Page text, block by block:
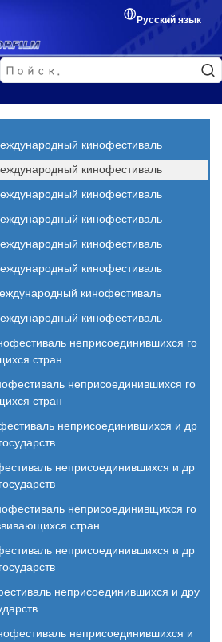
Русский язык
страница
фильм
кинофестиваль
кинофестиваль
кинофестиваль
кинофестиваль
кинофестиваль
кинофестиваль
кинофестиваль
кинофестиваль
неприсоединившихся го
стран.
неприсоединившихся го
стран
неприсоединившихся и др
неприсоединившихся и др
неприсоединивщихся го
стран
неприсоединившихся и др
неприсоединившихся и дру
неприсоединившихся и